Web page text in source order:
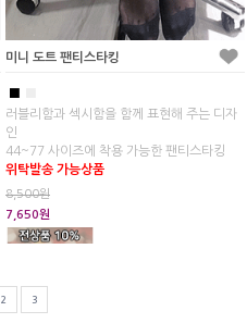
미니 도트 팬티스타킹
■
러블리함과 섹시함을 함께 표현해 주는 디자
인
44~77 사이즈에 착용 가능한 팬티스타킹
위탁발송 가능상품
8,500원
7,650원
2 3